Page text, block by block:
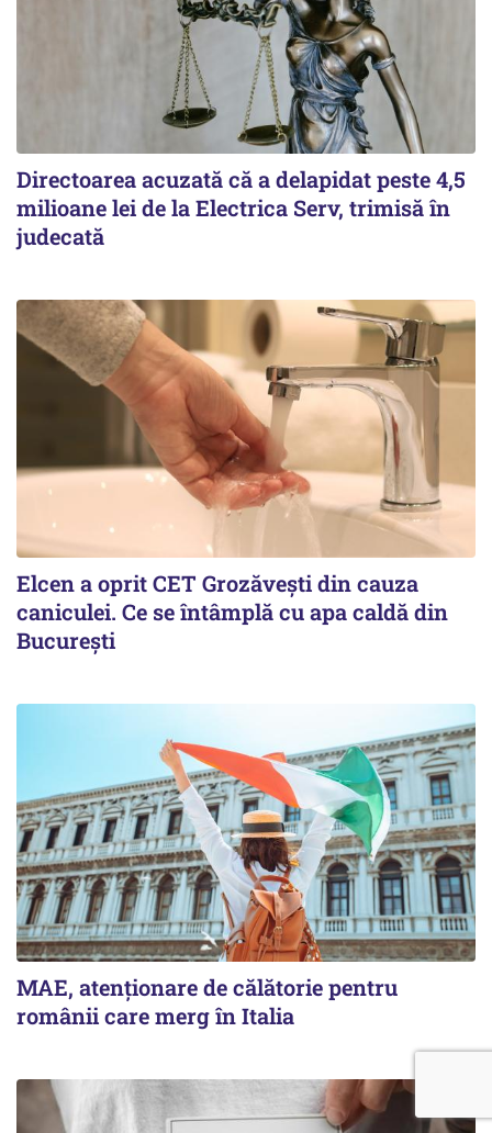
Directoarea acuzată că a delapidat peste 4,5
milioane lei de la Electrica Serv, trimisă în
judecată
Elcen a oprit CET Grozăvești din cauza
caniculei. Ce se întâmplă cu apa caldă din
București
MAE, atenționare de călătorie pentru
românii care merg în Italia